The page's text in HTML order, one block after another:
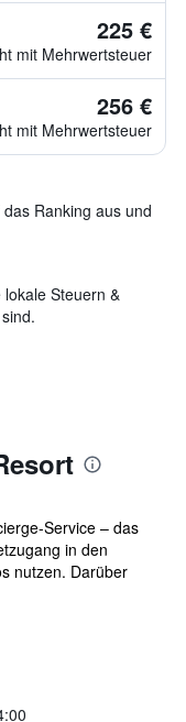
225 €
mit Mehrwertsteuer
256 €
mit Mehrwertsteuer
Ranking aus und
Steuern &
Service – das
in den
nutzen. Darüber